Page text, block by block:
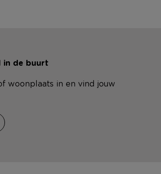
in de buurt
woonplaats in en vind jouw